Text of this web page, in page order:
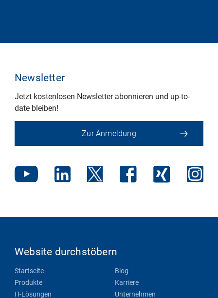
Newsletter
Jetzt kostenlosen Newsletter abonnieren und up-to-
date bleiben!
Zur Anmeldung
Website durchstöbern
Startseite
Produkte
IT-Lösungen
Blog
Karriere
Unternehmen